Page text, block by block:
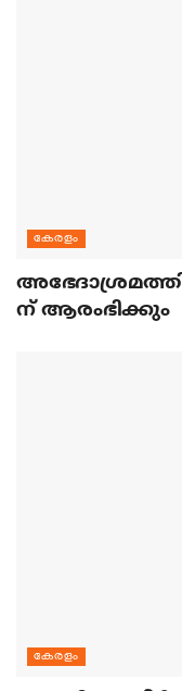
കേരളം
ന് ആരംഭിക്കും
കേരളം